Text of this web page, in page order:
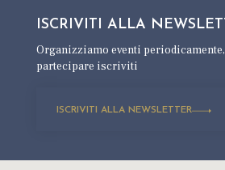
ISCRIVITI ALLA
Organizziamo eventi
partecipare iscriviti
ISCRIVITI ALLA NEWSLETTER